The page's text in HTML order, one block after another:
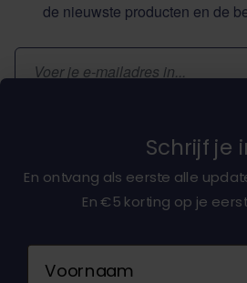
de nieuwste producten en de
E-mailadres
Over ons
Klantenservice
Schrijf je
En ontvang als eerste alle
En €5 korting op je